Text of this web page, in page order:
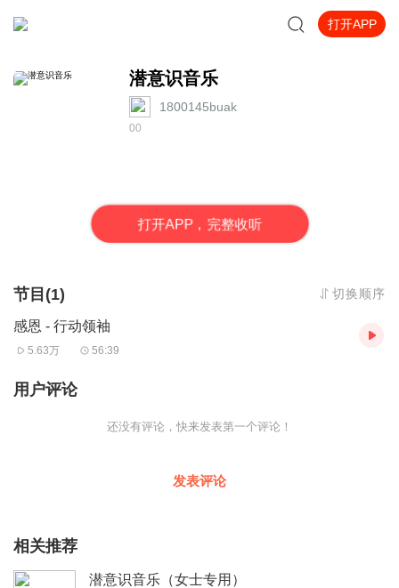
打开APP
潜意识音乐
1800145buak
00
打开APP，完整收听
节目(1) 切换顺序
感恩 - 行动领袖
5.63万 56:39
用户评论
还没有评论，快来发表第一个评论！
发表评论
相关推荐
潜意识音乐（女士专用）